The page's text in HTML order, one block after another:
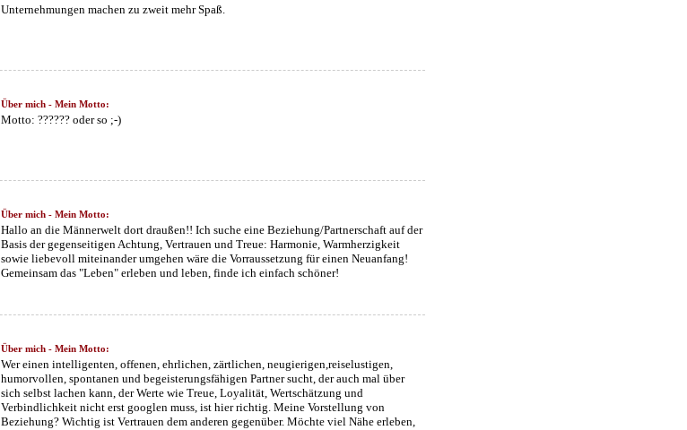
Unternehmungen machen zu zweit mehr Spaß.
Über mich - Mein Motto:
Motto: ?????? oder so ;-)
Über mich - Mein Motto:
Hallo an die Männerwelt dort draußen!! Ich suche eine Beziehung/Partnerschaft auf der
Basis der gegenseitigen Achtung, Vertrauen und Treue: Harmonie, Warmherzigkeit
sowie liebevoll miteinander umgehen wäre die Vorraussetzung für einen Neuanfang!
Gemeinsam das "Leben" erleben und leben, finde ich einfach schöner!
Über mich - Mein Motto:
Wer einen intelligenten, offenen, ehrlichen, zärtlichen, neugierigen,reiselustigen,
humorvollen, spontanen und begeisterungsfähigen Partner sucht, der auch mal über
sich selbst lachen kann, der Werte wie Treue, Loyalität, Wertschätzung und
Verbindlichkeit nicht erst googlen muss, ist hier richtig. Meine Vorstellung von
Beziehung? Wichtig ist Vertrauen dem anderen gegenüber. Möchte viel Nähe erleben,